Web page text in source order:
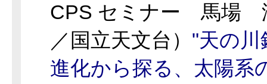
CPS セミナー 馬場
／国立天文台） "天の川
進化から探る、太陽系